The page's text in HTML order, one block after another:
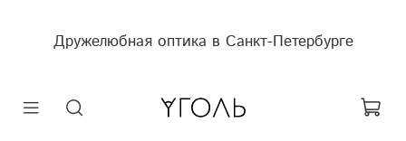
Дружелюбная оптика в Санкт-Петербурге